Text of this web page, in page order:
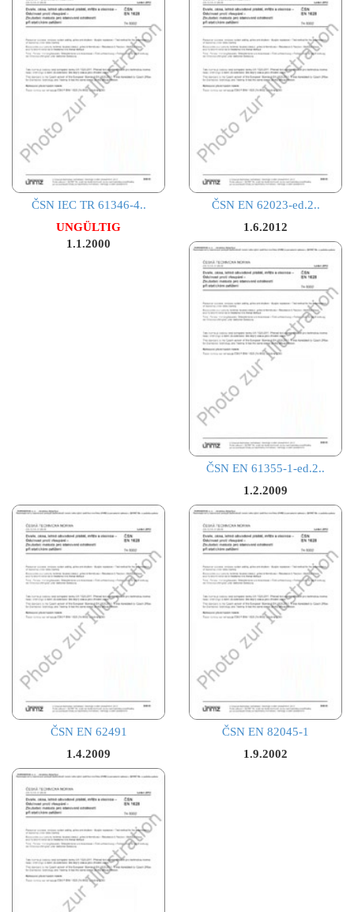
ČSN IEC TR 61346-4..
UNGÜLTIG
1.1.2000
ČSN EN 62023-ed.2..
1.6.2012
ČSN EN 61355-1-ed.2..
1.2.2009
ČSN EN 62491
1.4.2009
ČSN EN 82045-1
1.9.2002